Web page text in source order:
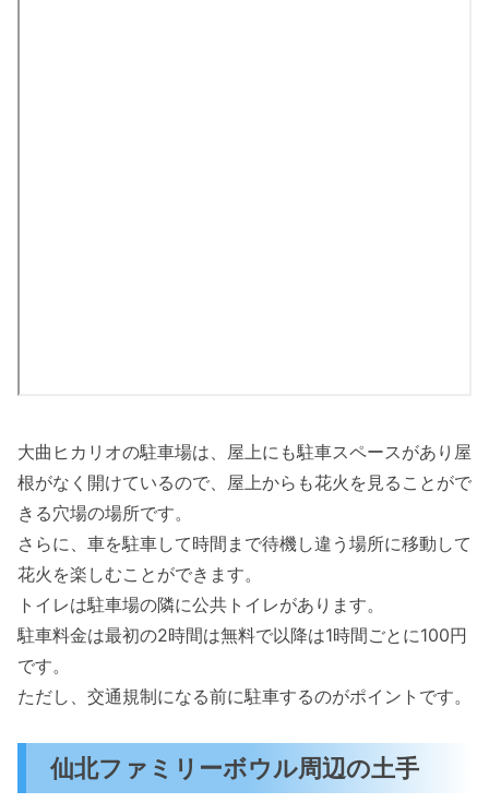
大曲ヒカリオの駐車場は、屋上にも駐車スペースがあり屋
根がなく開けているので、屋上からも花火を見ることがで
きる穴場の場所です。
さらに、車を駐車して時間まで待機し違う場所に移動して
花火を楽しむことができます。
トイレは駐車場の隣に公共トイレがあります。
駐車料金は最初の2時間は無料で以降は1時間ごとに100円
です。
ただし、交通規制になる前に駐車するのがポイントです。
仙北ファミリーボウル周辺の土手